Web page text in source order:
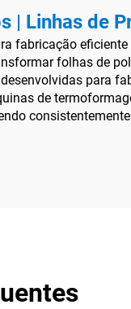
| Linhas de
fabricação
folhas de
para
de